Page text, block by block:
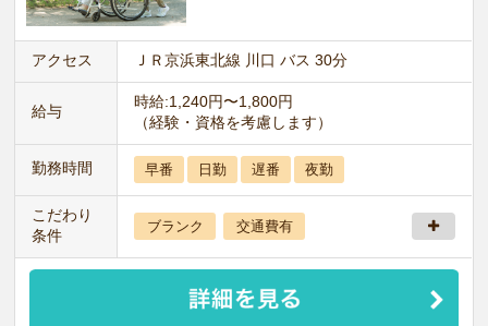
アクセス ＪＲ京浜東北線 川口 バス 30分
給与
時給:1,240円〜1,800円
（経験・資格を考慮します）
勤務時間 早番 日勤 遅番 夜勤
こだわり
条件
ブランク 交通費有